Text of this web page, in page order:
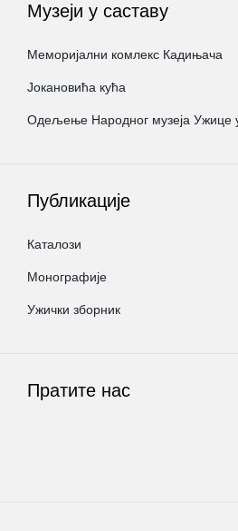
Музеји у саставу
Меморијални комлекс Кадињача
Јокановића кућа
Oдељење Народног музеја Ужице
Публикације
Каталози
Монографије
Ужички зборник
Пратите нас